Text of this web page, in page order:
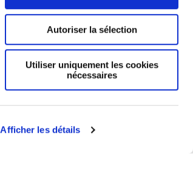
Afficher les détails
Autoriser la sélection
Utiliser uniquement les cookies
nécessaires
Mentions légales